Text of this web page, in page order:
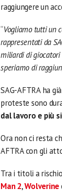
raggiungere un
“Vogliamo tutti un
rappresentati da
miliardi di
speriamo di
SAG-AFTRA ha
proteste sono
dal lavoro e più
Ora non ci resta
AFTRA con gli
Tra i titoli a
Man 2,Wolverine